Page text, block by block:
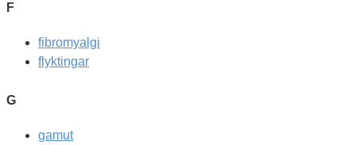
F
fibromyalgi
flyktingar
G
gamut